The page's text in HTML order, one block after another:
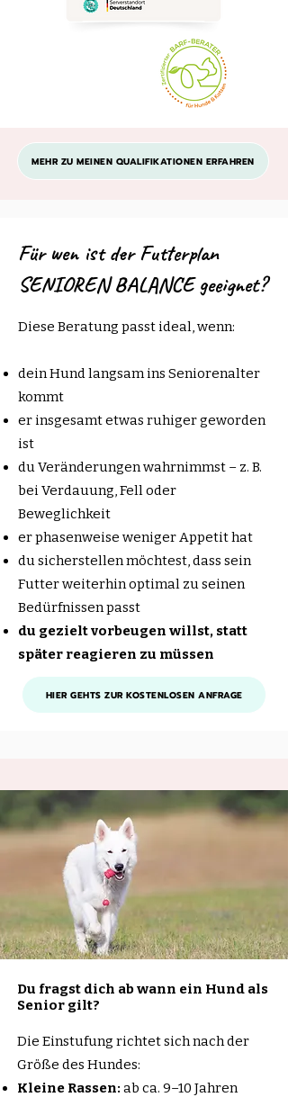
MEHR ZU MEINEN QUALIFIKATIONEN ERFAHREN
Für wen ist der Futterplan
SENIOREN BALANCE geeignet?
Diese Beratung passt ideal, wenn:
dein Hund langsam ins Seniorenalter
kommt
er insgesamt etwas ruhiger geworden
ist
du Veränderungen wahrnimmst – z. B.
bei Verdauung, Fell oder
Beweglichkeit
er phasenweise weniger Appetit hat
du sicherstellen möchtest, dass sein
Futter weiterhin optimal zu seinen
Bedürfnissen passt
du gezielt vorbeugen willst, statt
später reagieren zu müssen
HIER GEHTS ZUR KOSTENLOSEN ANFRAGE
Du fragst dich ab wann ein Hund als
Senior gilt?
Die Einstufung richtet sich nach der
Größe des Hundes:
Kleine Rassen: ab ca. 9–10 Jahren